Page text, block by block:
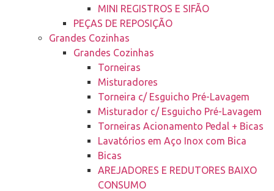
MINI REGISTROS E SIFÃO
PEÇAS DE REPOSIÇÃO
Grandes Cozinhas
Grandes Cozinhas
Torneiras
Misturadores
Torneira c/ Esguicho Pré-Lavagem
Misturador c/ Esguicho Pré-Lavagem
Torneiras Acionamento Pedal + Bicas
Lavatórios em Aço Inox com Bica
Bicas
AREJADORES E REDUTORES BAIXO
CONSUMO